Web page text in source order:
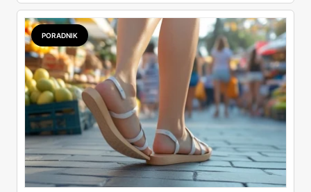
pasteli — od pudrowego różu po butter yellow. Sprawdź,
który model wybrać na Boże Ciało, wesele plenerowe i
wakacje
PORADNIK